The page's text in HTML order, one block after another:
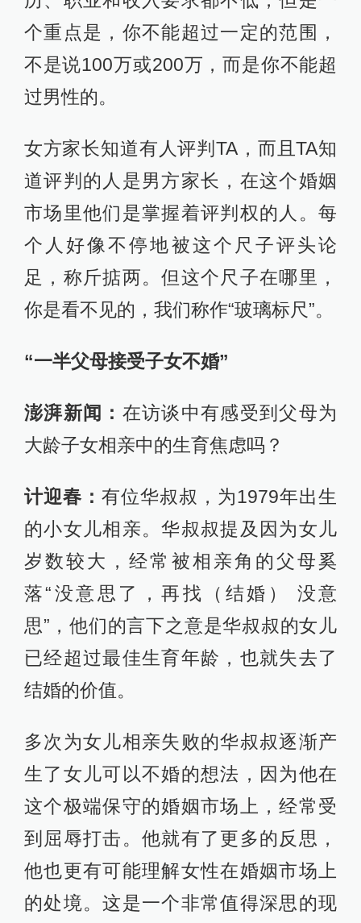
个重点是，你不能超过一定的范围，
不是说100万或200万，而是你不能超
过男性的。
女方家长知道有人评判TA，而且TA知
道评判的人是男方家长，在这个婚姻
市场里他们是掌握着评判权的人。每
个人好像不停地被这个尺子评头论
足，称斤掂两。但这个尺子在哪里，
你是看不见的，我们称作“玻璃标尺”。
“一半父母接受子女不婚”
澎湃新闻： 在访谈中有感受到父母为
大龄子女相亲中的生育焦虑吗？
计迎春： 有位华叔叔，为1979年出生
的小女儿相亲。华叔叔提及因为女儿
岁数较大，经常被相亲角的父母奚
落“没意思了，再找（结婚） 没意
思”，他们的言下之意是华叔叔的女儿
已经超过最佳生育年龄，也就失去了
结婚的价值。
多次为女儿相亲失败的华叔叔逐渐产
生了女儿可以不婚的想法，因为他在
这个极端保守的婚姻市场上，经常受
到屈辱打击。他就有了更多的反思，
他也更有可能理解女性在婚姻市场上
的处境。这是一个非常值得深思的现